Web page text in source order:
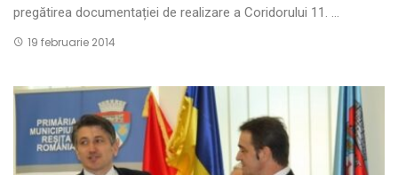
pregătirea documentației de realizare a Coridorului 11. ...
19 februarie 2014